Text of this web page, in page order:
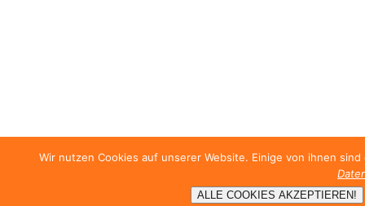
Wir nutzen Cookies auf unserer Website. Einige von ihnen
ALLE COOKIES AKZEPTIEREN!